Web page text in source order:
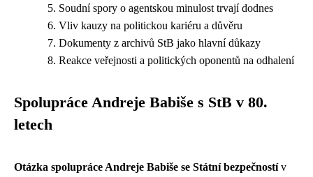
Soudní spory o agentskou minulost trvají dodnes
Vliv kauzy na politickou kariéru a důvěru
Dokumenty z archivů StB jako hlavní důkazy
Reakce veřejnosti a politických oponentů na odhalení
Spolupráce Andreje Babiše s StB v 80.
letech
Otázka spolupráce Andreje Babiše se Státní bezpečnostív